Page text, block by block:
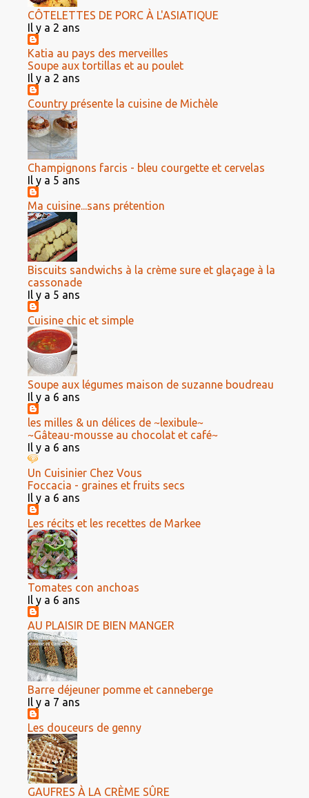
CÔTELETTES DE PORC À L'ASIATIQUE
Il y a 2 ans
Katia au pays des merveilles
Soupe aux tortillas et au poulet
Il y a 2 ans
Country présente la cuisine de Michèle
Champignons farcis - bleu courgette et cervelas
Il y a 5 ans
Ma cuisine...sans prétention
Biscuits sandwichs à la crème sure et glaçage à la
cassonade
Il y a 5 ans
Cuisine chic et simple
Soupe aux légumes maison de suzanne boudreau
Il y a 6 ans
les milles & un délices de ~lexibule~
~Gâteau-mousse au chocolat et café~
Il y a 6 ans
Un Cuisinier Chez Vous
Foccacia - graines et fruits secs
Il y a 6 ans
Les récits et les recettes de Markee
Tomates con anchoas
Il y a 6 ans
AU PLAISIR DE BIEN MANGER
Barre déjeuner pomme et canneberge
Il y a 7 ans
Les douceurs de genny
GAUFRES À LA CRÈME SÛRE